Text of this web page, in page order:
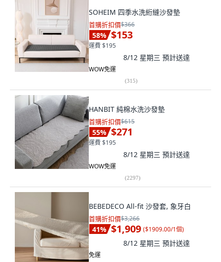
SOHEIM 四季水洗絎縫沙發墊
首購折扣價$366
58% $153
運費 $195
8/12 星期三 預計送達
WOW免運
(315)
HANBIT 純棉水洗沙發墊
首購折扣價$615
55% $271
運費 $195
8/12 星期三 預計送達
WOW免運
(2297)
BEBEDECO All-fit 沙發套, 象牙白
首購折扣價$3,266
41% $1,909 ($1909.00/1個)
8/12 星期三 預計送達
免運